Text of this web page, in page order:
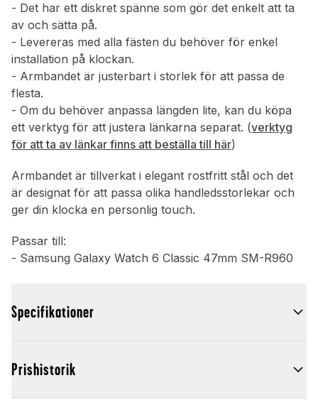
- Det har ett diskret spänne som gör det enkelt att ta
av och sätta på.
- Levereras med alla fästen du behöver för enkel
installation på klockan.
- Armbandet är justerbart i storlek för att passa de
flesta.
- Om du behöver anpassa längden lite, kan du köpa
ett verktyg för att justera länkarna separat. (verktyg
för att ta av länkar finns att beställa till här)
Armbandet är tillverkat i elegant rostfritt stål och det
är designat för att passa olika handledsstorlekar och
ger din klocka en personlig touch.
Passar till:
- Samsung Galaxy Watch 6 Classic 47mm SM-R960
Specifikationer
Prishistorik